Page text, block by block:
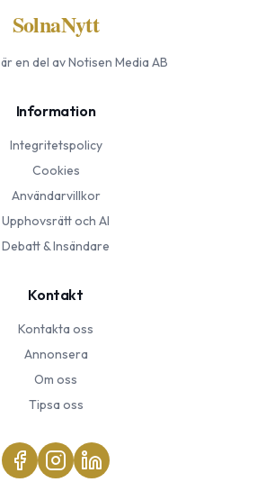
SolnaNytt
är en del av Notisen Media AB
Information
Integritetspolicy
Cookies
Användarvillkor
Upphovsrätt och AI
Debatt & Insändare
Kontakt
Kontakta oss
Annonsera
Om oss
Tipsa oss